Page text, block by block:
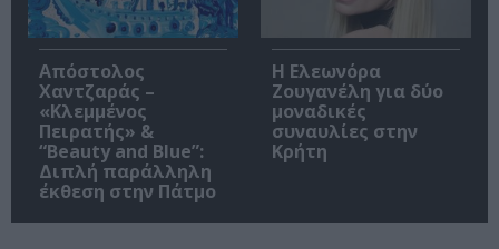
Απόστολος
Χαντζαράς –
«Κλεμμένος
Πειρατής» &
“Beauty and Blue”:
Διπλή παράλληλη
έκθεση στην Πάτμο
Η Ελεωνόρα
Ζουγανέλη για δύο
μοναδικές
συναυλίες στην
Κρήτη